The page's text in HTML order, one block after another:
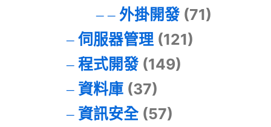
外掛開發(71)
伺服器管理(121)
程式開發(149)
資料庫(37)
資訊安全(57)